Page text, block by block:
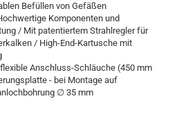
Befüllen von Gefäßen
Komponenten und
/ Mit patentiertem Strahlregler für
/ High-End-Kartusche mit
Anschluss-Schläuche (450 mm
- bei Montage auf
∅ 35 mm